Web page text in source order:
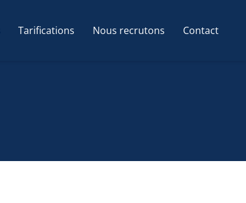
Tarifications Nous recrutons Contact